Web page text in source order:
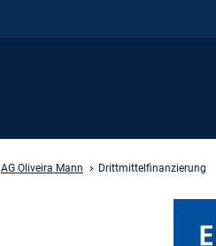
AG Oliveira Mann Drittmittelfinanzierung